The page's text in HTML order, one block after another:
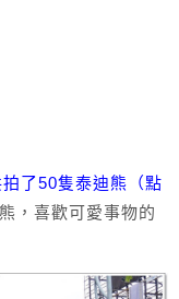
了50隻泰迪熊（點
，喜歡可愛事物的